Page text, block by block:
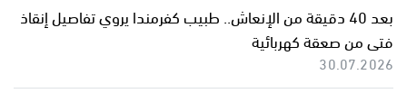
بعد 40 دقيقة من الإنعاش.. طبيب كفرمندا يروي تفاصيل إنقاذ
فتى من صعقة كهربائية
30.07.2026